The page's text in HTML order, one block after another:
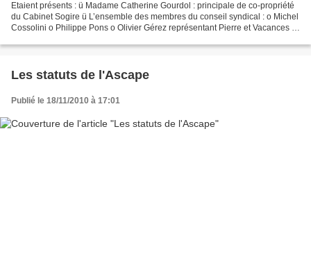
Etaient présents : ü Madame Catherine Gourdol : principale de co-propriété
du Cabinet Sogire ü L’ensemble des membres du conseil syndical : o Michel
Cossolini o Philippe Pons o Olivier Gérez représentant Pierre et Vacances o
Les statuts de l'Ascape
Publié le 18/11/2010 à 17:01